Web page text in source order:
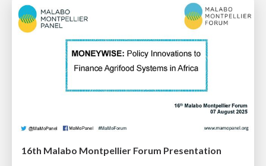
16th Malabo Montpellier Forum Presentation